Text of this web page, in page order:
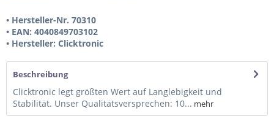
• Hersteller-Nr. 70310
• EAN: 4040849703102
• Hersteller: Clicktronic
Beschreibung
Clicktronic legt größten Wert auf Langlebigkeit und
Stabilität. Unser Qualitätsversprechen: 10... mehr